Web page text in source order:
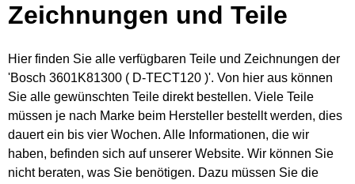
Zeichnungen und Teile
Hier finden Sie alle verfügbaren Teile und Zeichnungen der
'Bosch 3601K81300 ( D-TECT120 )'. Von hier aus können
Sie alle gewünschten Teile direkt bestellen. Viele Teile
müssen je nach Marke beim Hersteller bestellt werden, dies
dauert ein bis vier Wochen. Alle Informationen, die wir
haben, befinden sich auf unserer Website. Wir können Sie
nicht beraten, was Sie benötigen. Dazu müssen Sie die